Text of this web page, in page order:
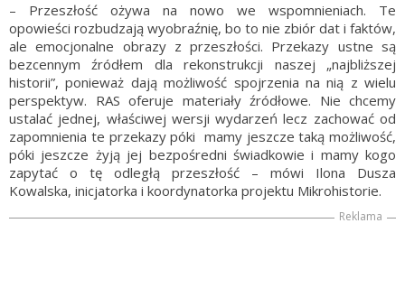
– Przeszłość ożywa na nowo we wspomnieniach. Te
opowieści rozbudzają wyobraźnię, bo to nie zbiór dat i faktów,
ale emocjonalne obrazy z przeszłości. Przekazy ustne są
bezcennym źródłem dla rekonstrukcji naszej „najbliższej
historii”, ponieważ dają możliwość spojrzenia na nią z wielu
perspektyw. RAS oferuje materiały źródłowe. Nie chcemy
ustalać jednej, właściwej wersji wydarzeń lecz zachować od
zapomnienia te przekazy póki mamy jeszcze taką możliwość,
póki jeszcze żyją jej bezpośredni świadkowie i mamy kogo
zapytać o tę odległą przeszłość – mówi Ilona Dusza
Kowalska, inicjatorka i koordynatorka projektu Mikrohistorie.
Reklama